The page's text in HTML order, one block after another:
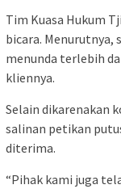
Tim Kuasa Hukum
bicara. Menurutnya,
menunda terlebih
kliennya.
Selain dikarenakan
salinan petikan
diterima.
“Pihak kami juga